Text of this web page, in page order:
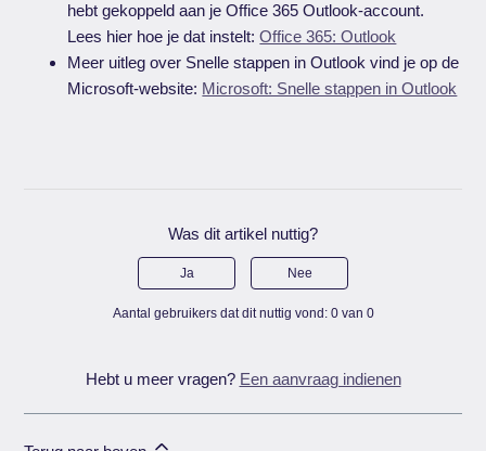
hebt gekoppeld aan je Office 365 Outlook-account.
Lees hier hoe je dat instelt:Office 365: Outlook
Meer uitleg over Snelle stappen in Outlook vind je op de
Microsoft-website: Microsoft: Snelle stappen in Outlook
Was dit artikel nuttig?
Ja Nee
Aantal gebruikers dat dit nuttig vond: 0 van 0
Hebt u meer vragen? Een aanvraag indienen